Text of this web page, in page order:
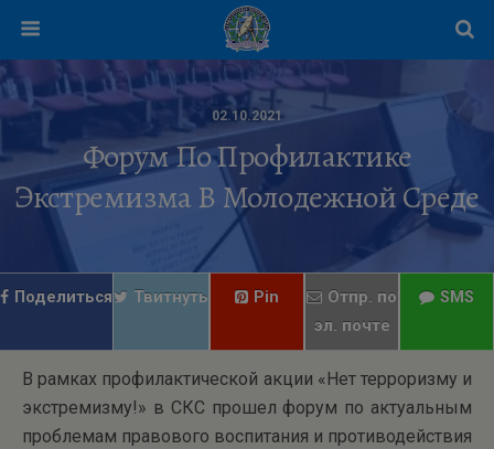
02.10.2021
Форум По Профилактике
Экстремизма В Молодежной Среде
Поделиться Твитнуть Pin
Отпр. по
эл. почте
SMS
В рамках профилактической акции «Нет терроризму и
экстремизму!» в СКС прошел форум по актуальным
проблемам правового воспитания и противодействия